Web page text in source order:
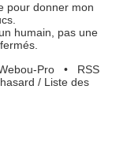
pour donner mon
humain, pas une
Pro• RSS
/ Liste des